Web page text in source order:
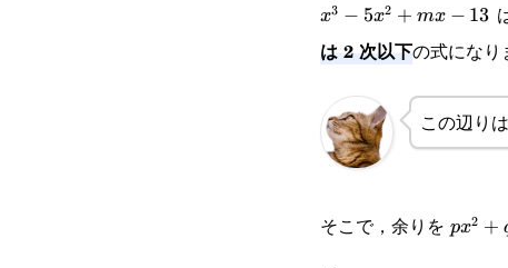
x^3-
5x^2+mx-
x3 − 5x2 + mx − 13
は 2 次以下の式になり
この辺り
そこで，余りを px2 +